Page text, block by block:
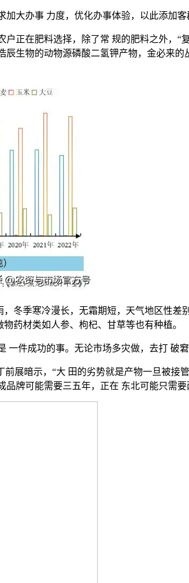
大办事 力度，优化办事体验，以此添加客
在肥料选择，除了常 规的肥料之外，“
生物的动物源磷酸二氢钾产物，金必来的
季寒冷漫长，无霜期短，天气地区性差
药材类如人参、枸杞、甘草等也有种植。
件成功的事。无论市场多灾做，去打 破窘
暗示，“大 田的劣势就是产物一旦被接
牌可能需要三五年，正在 东北可能只需